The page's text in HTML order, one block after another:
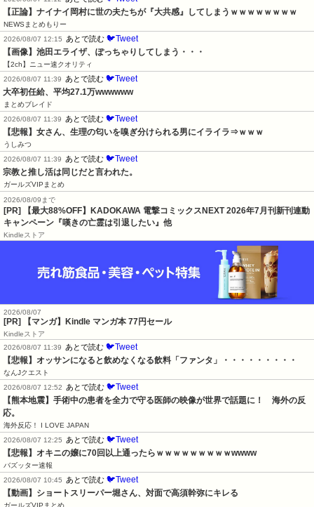
【正論】ナイナイ岡村に世の夫たちが『大共感』してしまうｗｗｗｗｗｗｗｗ
NEWSまとめもりー
2026/08/07 12:15
あとで読む 🐦Tweet
【画像】池田エライザ、ぽっちゃりしてしまう・・・
【2ch】ニュー速クオリティ
2026/08/07 11:39
あとで読む 🐦Tweet
大卒初任給、平均27.1万wwwwww
まとめブレイド
2026/08/07 11:39
あとで読む 🐦Tweet
【悲報】女さん、生理の匂いを嗅ぎ分けられる男にイライラ⇒ｗｗｗ
うしみつ
2026/08/07 11:39
あとで読む 🐦Tweet
宗教と推し活は同じだと言われた。
ガールズVIPまとめ
2026/08/09まで
[PR] 【最大88%OFF】KADOKAWA 電撃コミックスNEXT 2026年7月刊新刊連動
キャンペーン『嘆きの亡霊は引退したい』他
Kindleストア
2026/08/07
[PR] 【マンガ】Kindle マンガ本 77円セール
Kindleストア
2026/08/07 11:39
あとで読む 🐦Tweet
【悲報】オッサンになると飲めなくなる飲料「ファンタ」・・・・・・・・・
なんJクエスト
2026/08/07 12:52
あとで読む 🐦Tweet
【熊本地震】手術中の患者を全力で守る医師の映像が世界で話題に！　海外の反
応。
海外反応！ I LOVE JAPAN
2026/08/07 12:25
あとで読む 🐦Tweet
【悲報】オキニの嬢に70回以上通ったらｗｗｗｗｗｗｗｗｗwwww
バズッター速報
2026/08/07 10:45
あとで読む 🐦Tweet
【動画】ショートスリーパー堀さん、対面で高須幹弥にキレる
ガールズVIPまとめ